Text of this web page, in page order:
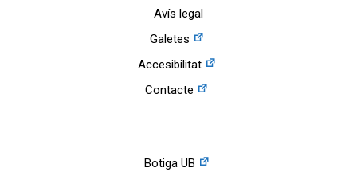
Avís legal
Galetes
Accesibilitat
Contacte
Botiga UB